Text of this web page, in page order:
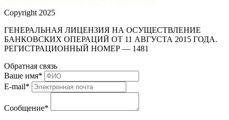
Copyright 2025
ГЕНЕРАЛЬНАЯ ЛИЦЕНЗИЯ НА ОСУЩЕСТВЛЕНИЕ
БАНКОВСКИХ ОПЕРАЦИЙ ОТ 11 АВГУСТА 2015 ГОДА.
РЕГИСТРАЦИОННЫЙ НОМЕР — 1481
Обратная связь
Ваше имя*
E-mail*
Сообщение*